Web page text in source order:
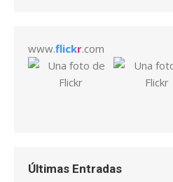
www.flickr.com
Últimas Entradas